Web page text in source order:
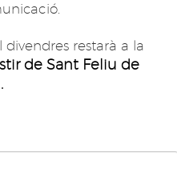
restarà a la
de Sant Feliu de